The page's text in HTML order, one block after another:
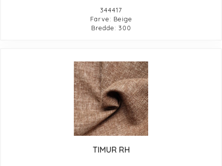
344417
Farve: Beige
Bredde: 300
TIMUR RH